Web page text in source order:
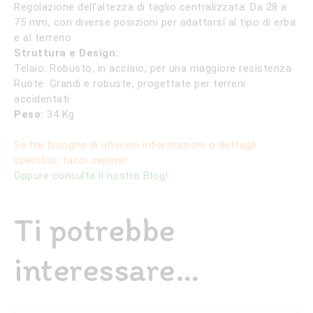
Regolazione dell’altezza di taglio centralizzata: Da 28 a
75 mm, con diverse posizioni per adattarsi al tipo di erba
e al terreno
Struttura e Design:
Telaio: Robusto, in acciaio, per una maggiore resistenza
Ruote: Grandi e robuste, progettate per terreni
accidentati
Peso: 34 Kg
Se hai bisogno di ulteriori informazioni o dettagli
specifici, facci sapere!
Oppure consulta il nostro Blog!
Ti potrebbe
interessare…